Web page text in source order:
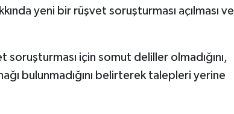
yeni bir rüşvet soruşturması açılması ve
için somut deliller olmadığını,
bulunmadığını belirterek talepleri yerine